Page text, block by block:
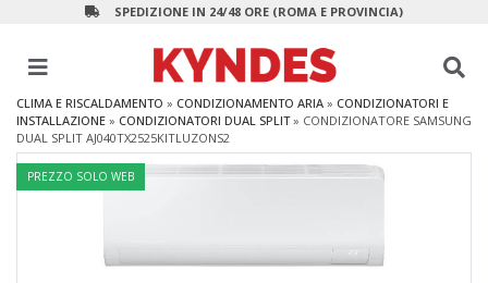
SPEDIZIONE IN 24/48 ORE (ROMA E PROVINCIA)
CLIMA E RISCALDAMENTO » CONDIZIONAMENTO ARIA » CONDIZIONATORI E
INSTALLAZIONE » CONDIZIONATORI DUAL SPLIT» CONDIZIONATORE SAMSUNG
DUAL SPLIT AJ040TX2525KITLUZONS2
PREZZO SOLO WEB